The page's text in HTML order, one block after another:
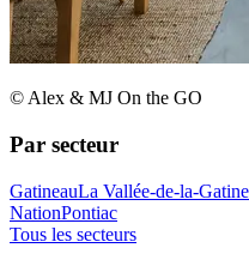
© Alex & MJ On the GO
Par secteur
GatineauLa Vallée-de-la-
NationPontiac
Tous les secteurs